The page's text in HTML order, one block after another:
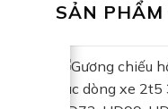
SẢN